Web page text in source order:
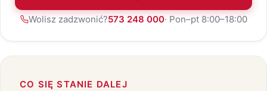
Wolisz zadzwonić?573 248 000· Pon–pt 8:00–18:00
CO SIĘ STANIE DALEJ